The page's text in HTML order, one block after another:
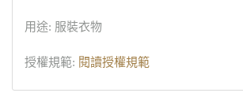
用途: 服裝衣物
授權規範: 閱讀授權規範